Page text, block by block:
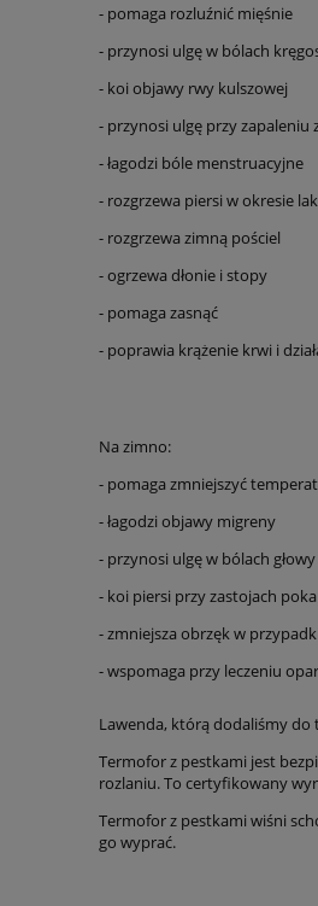
- pomaga rozluźnić mięśnie
- przynosi ulgę w bólach
- koi objawy rwy kulszowej
- przynosi ulgę przy zapaleniu
- łagodzi bóle menstruacyjne
- rozgrzewa piersi w okresie
- rozgrzewa zimną pościel
- ogrzewa dłonie i stopy
- pomaga zasnąć
- poprawia krążenie krwi i
Na zimno:
- pomaga zmniejszyć
- łagodzi objawy migreny
- przynosi ulgę w bólach głowy
- koi piersi przy zastojach
- zmniejsza obrzęk w
- wspomaga przy leczeniu
Lawenda, którą dodaliśmy do
Termofor z pestkami jest
rozlaniu. To certyfikowany
Termofor z pestkami wiśni
go wyprać.